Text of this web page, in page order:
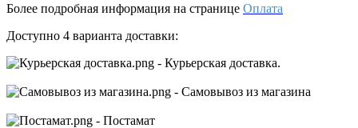
Более подробная информация на странице Оплата
Доступно 4 варианта доставки:
- Курьерская доставка.
- Самовывоз из магазина
- Постамат